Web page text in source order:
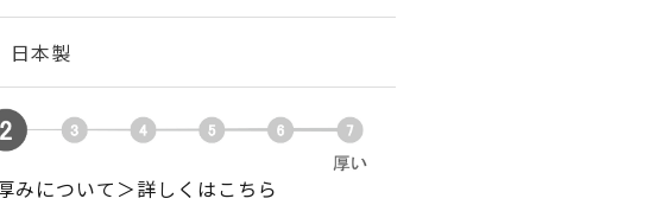
本製
みについて＞詳しくはこちら